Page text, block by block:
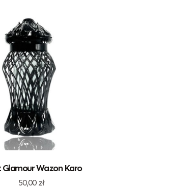
Glamour Wazon Karo
50,00 zł